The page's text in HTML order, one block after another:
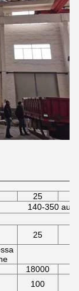
25
140-350
25
18000
100